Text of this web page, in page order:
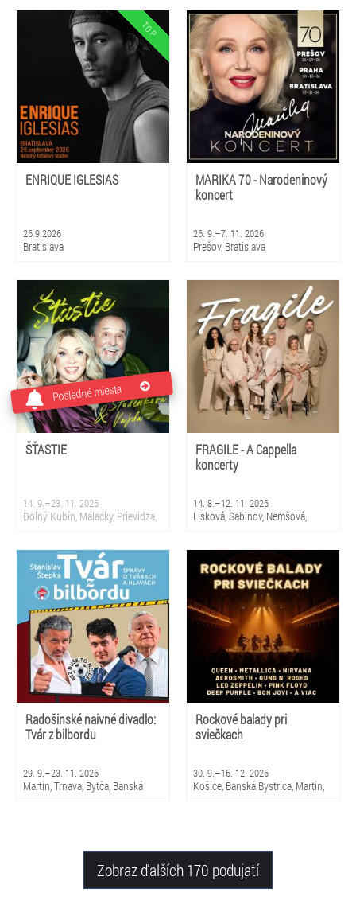
Sereď, Bardejovské Kúpele,
Košice, Stará Ľubovňa, Poprad,
Brezno, Prievidza, Gbely, Nová
Dubnica
ENRIQUE IGLESIAS
26.9.2026
Bratislava
MARIKA 70 - Narodeninový
koncert
26. 9.–7. 11. 2026
Prešov, Bratislava
Posledné miesta
ŠŤASTIE
14. 9.–23. 11. 2026
Dolný Kubín, Malacky, Prievidza,
Dubnica, Partizánske, Topoľčany,
Bratislava
FRAGILE - A Cappella
koncerty
14. 8.–12. 11. 2026
Lisková, Sabinov, Nemšová,
Čadca, Bratislava 5 - Petržalka,
Stropkov, Prievidza
Radošinské naivné divadlo:
Tvár z bilbordu
29. 9.–23. 11. 2026
Martin, Trnava, Bytča, Banská
Rockové balady pri
sviečkach
30. 9.–16. 12. 2026
Košice, Banská Bystrica, Martin,
Žilina
Zobraz ďalších 170 podujatí